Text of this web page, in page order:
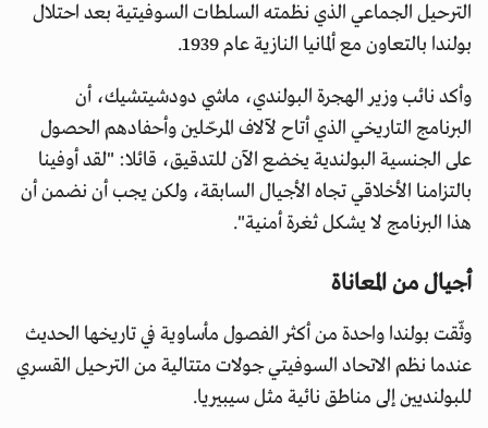
الترحيل الجماعي الذي نظمته السلطات السوفيتية بعد احتلال
بولندا بالتعاون مع ألمانيا النازية عام 1939.
وأكد نائب وزير الهجرة البولندي، ماشي دودشيتشيك، أن
البرنامج التاريخي الذي أتاح لآلاف المرحّلين وأحفادهم الحصول
على الجنسية البولندية يخضع الآن للتدقيق، قائلا: "لقد أوفينا
بالتزامنا الأخلاقي تجاه الأجيال السابقة، ولكن يجب أن نضمن أن
هذا البرنامج لا يشكل ثغرة أمنية".
أجيال من المعاناة
وثّقت بولندا واحدة من أكثر الفصول مأساوية في تاريخها الحديث
عندما نظم الاتحاد السوفيتي جولات متتالية من الترحيل القسري
للبولنديين إلى مناطق نائية مثل سيبيريا.